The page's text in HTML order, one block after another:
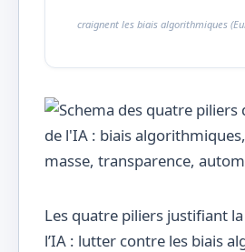
craignent les biais algorithmiques
Les quatre piliers justifiant
l’IA : lutter contre les biais